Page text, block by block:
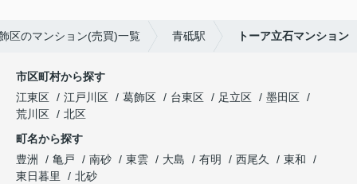
区のマンション(売買)一覧 青砥駅 トーア立石マンション
市区町村から探す
江東区
江戸川区 葛飾区 台東区 足立区
墨田区
荒川区
北区
町名から探す
豊洲
亀戸 南砂 東雲 大島 有明 西尾久
東和
東日暮里
北砂